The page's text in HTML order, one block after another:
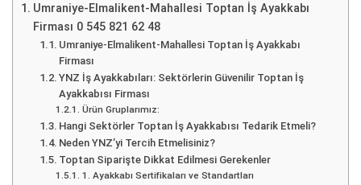
Umraniye-Elmalikent-Mahallesi Toptan İş Ayakkabı
Firması 0 545 821 62 48
Umraniye-Elmalikent-Mahallesi Toptan İş Ayakkabı
Firması
YNZ İş Ayakkabıları: Sektörlerin Güvenilir Toptan İş
Ayakkabısı Firması
Ürün Gruplarımız:
Hangi Sektörler Toptan İş Ayakkabısı Tedarik Etmeli?
Neden YNZ’yi Tercih Etmelisiniz?
Toptan Siparişte Dikkat Edilmesi Gerekenler
1. Ayakkabı Sertifikaları ve Standartları